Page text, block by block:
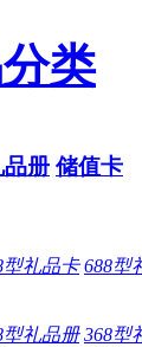
类
品册 储值卡
型礼品卡 688型
型礼品册 368型